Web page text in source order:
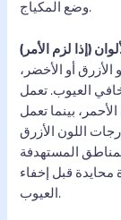
وضع المكياج.
الأزرق أو الأخضر،
العيوب. تعمل
بينما تعمل
اللون الأزرق
المستهدفة
قبل إخفاء
العيوب.